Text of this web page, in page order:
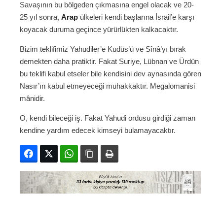
Savaşının bu bölgeden çıkmasına engel olacak ve 20-
25 yıl sonra, Arap ülkeleri kendi başlarına İsrail’e karşı
koyacak duruma geçince yürürlükten kalkacaktır.
Bizim teklifimiz Yahudiler’e Kudüs’ü ve Sînâ’yı bırak
demekten daha pratiktir. Fakat Suriye, Lübnan ve Ürdün
bu teklifi kabul etseler bile kendisini dev aynasında gören
Nasır’ın kabul etmeyeceği muhakkaktır. Megalomanisi
mânidir.
O, kendi bileceği iş. Fakat Yahudi ordusu girdiği zaman
kendine yardım edecek kimseyi bulamayacaktır.
FacebookTwitter WhatsAppBağlanıyı kopyala